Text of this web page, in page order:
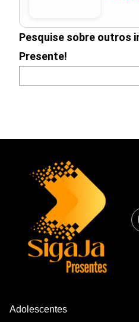
Pesquise sobre outros
Presente!
Adolescentes